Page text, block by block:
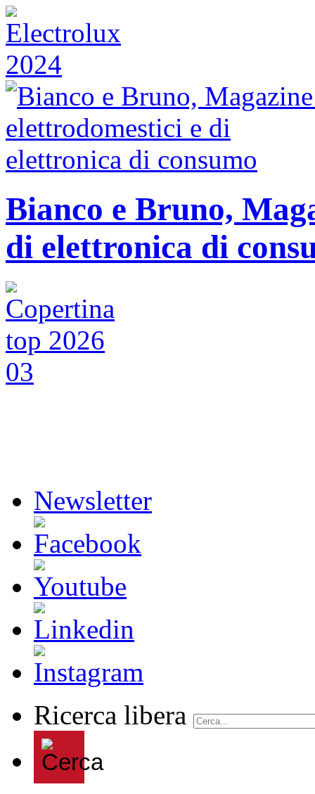
Bianco e Bruno,
di elettronica di
Newsletter
Ricerca libera